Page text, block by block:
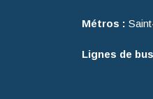
Métros :
Lignes de